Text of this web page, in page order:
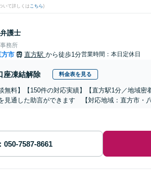
いて詳しくは こちら)
弁護士
務所
方市 直方駅 から徒歩1分営業時間：本日定休日
座凍結解除 料金表を見る
談無料】【150件の対応実績】【直方駅1分／地域
見通した助言ができます 【対応地域：直方市・